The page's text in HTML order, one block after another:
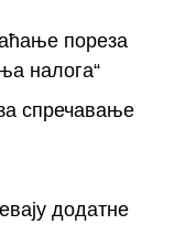
пореза
налога“
спречавање
додатне